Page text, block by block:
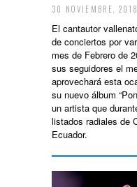
30 NOVIEMBRE, 2018
El cantautor
de conciertos por
mes de Febrero de
sus seguidores el
aprovechará esta
su nuevo álbum
un artista que
listados radiales de
Ecuador.